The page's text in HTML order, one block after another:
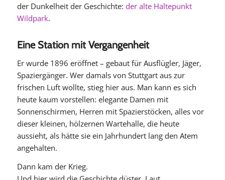
der Dunkelheit der Geschichte: der alte Haltepunkt
Wildpark.
Eine Station mit Vergangenheit
Er wurde 1896 eröffnet – gebaut für Ausflügler, Jäger,
Spaziergänger. Wer damals von Stuttgart aus zur
frischen Luft wollte, stieg hier aus. Man kann es sich
heute kaum vorstellen: elegante Damen mit
Sonnenschirmen, Herren mit Spazierstöcken, alles vor
dieser kleinen, hölzernen Wartehalle, die heute
aussieht, als hätte sie ein Jahrhundert lang den Atem
angehalten.
Dann kam der Krieg.